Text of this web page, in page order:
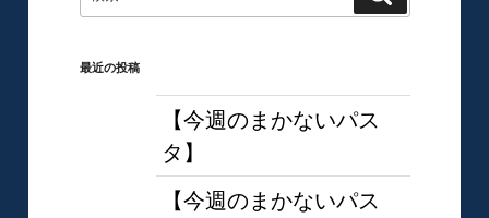
索:
最近の投稿
【今週のまかないパス
タ】
【今週のまかないパス